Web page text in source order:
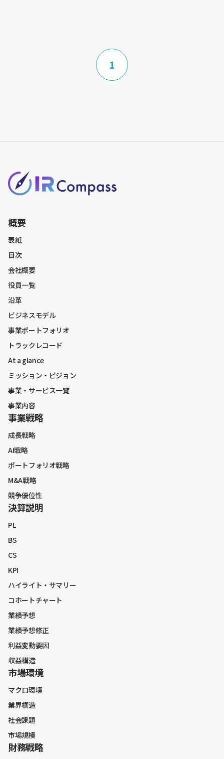
1
マテリアリティ
概要
表紙
目次
会社概要
役員一覧
沿革
ビジネスモデル
事業ポートフォリオ
トラックレコード
At a glance
ミッション・ビジョン
事業・サービス一覧
事業内容
事業戦略
成長戦略
AI戦略
ポートフォリオ戦略
M&A戦略
競争優位性
決算説明
PL
BS
CS
KPI
ハイライト・サマリー
コホートチャート
業績予想
業績予想修正
利益変動要因
収益構造
市場環境
マクロ環境
業界構造
社会課題
市場規模
財務戦略